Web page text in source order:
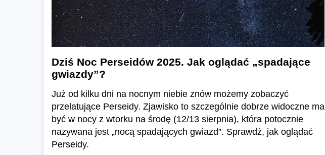
Dziś Noc Perseidów 2025. Jak oglądać „spadające
gwiazdy”?
Już od kilku dni na nocnym niebie znów możemy zobaczyć
przelatujące Perseidy. Zjawisko to szczególnie dobrze widoczne ma
być w nocy z wtorku na środę (12/13 sierpnia), która potocznie
nazywana jest „nocą spadających gwiazd”. Sprawdź, jak oglądać
Perseidy.